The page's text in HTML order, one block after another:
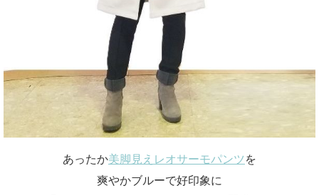
あったか美脚見えレオサーモパンツ を
爽やかブルーで好印象に